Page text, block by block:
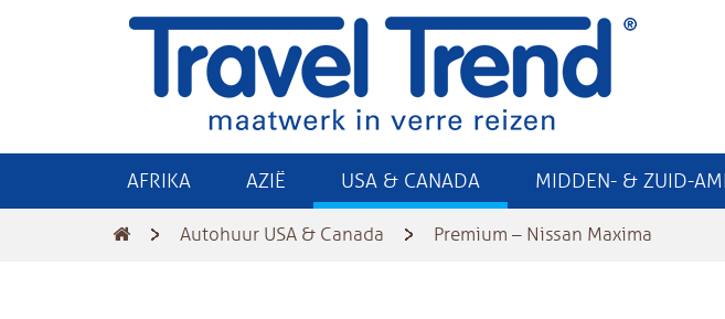
AFRIKA AZIË USA & CANADA MIDDEN- & ZUID-
Autohuur USA & Canada Premium – Nissan Maxima